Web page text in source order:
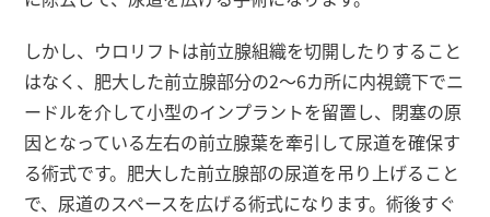
しかし、ウロリフトは前立腺組織を切開したりすること
はなく、肥大した前立腺部分の2～6カ所に内視鏡下でニ
ードルを介して小型のインプラントを留置し、閉塞の原
因となっている左右の前立腺葉を牽引して尿道を確保す
る術式です。肥大した前立腺部の尿道を吊り上げること
で、尿道のスペースを広げる術式になります。術後すぐ